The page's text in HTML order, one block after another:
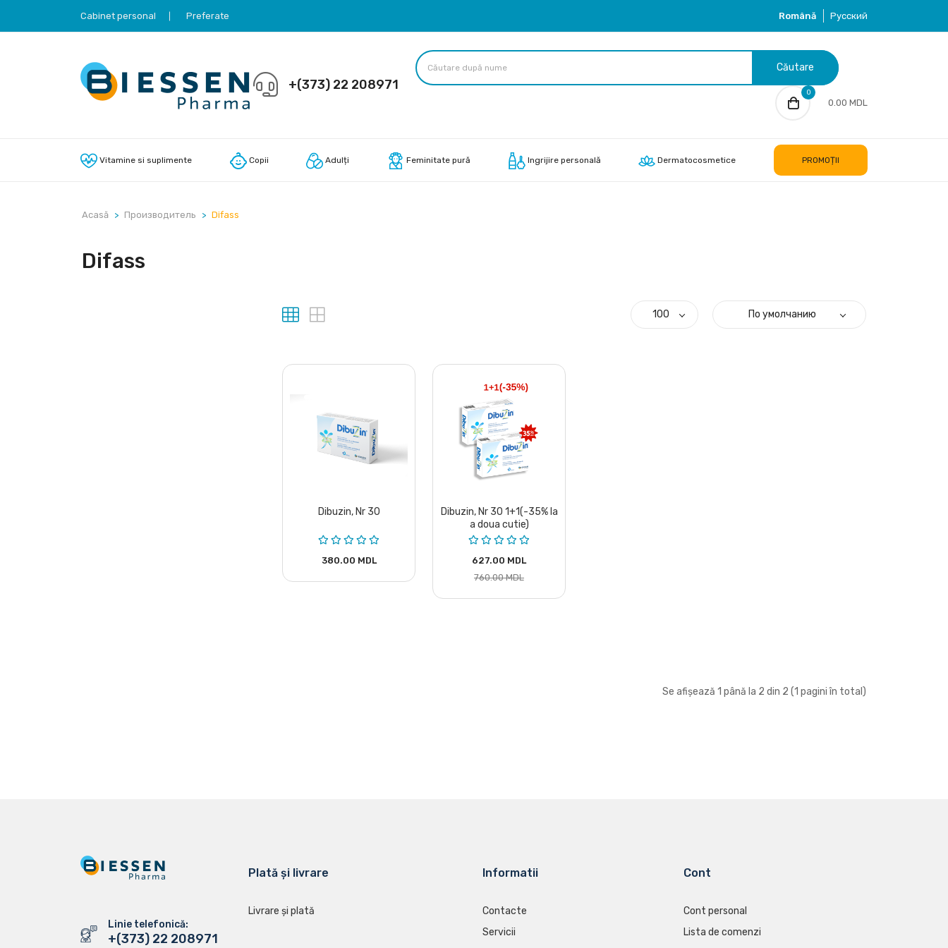
Cabinet personal Preferate Română Русский
+(373) 22 208971
Căutare
0
0.00 MDL
Vitamine si suplimente Copii Adulți Feminitate pură Ingrijire personală Dermatocosmetice PROMOȚII
Acasă Производитель Difass
Difass
100 По умолчанию
Dibuzin, Nr 30
380.00 MDL
Dibuzin, Nr 30 1+1(-35% la
a doua cutie)
627.00 MDL
760.00 MDL
Se afișează 1 până la 2 din 2 (1 pagini în total)
Linie telefonică:
+(373) 22 208971
Plată și livrare
Livrare și plată
Informatii
Contacte
Servicii
Cont
Cont personal
Lista de comenzi